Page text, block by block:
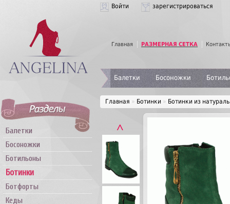
Войти зарегистрироваться
Главная РАЗМЕРНАЯ СЕТКА
Балетки Босоножки
Балетки
Босоножки
Ботильоны
Ботинки
Ботфорты
Кеды
Главная » Ботинки » Ботинки из
˄